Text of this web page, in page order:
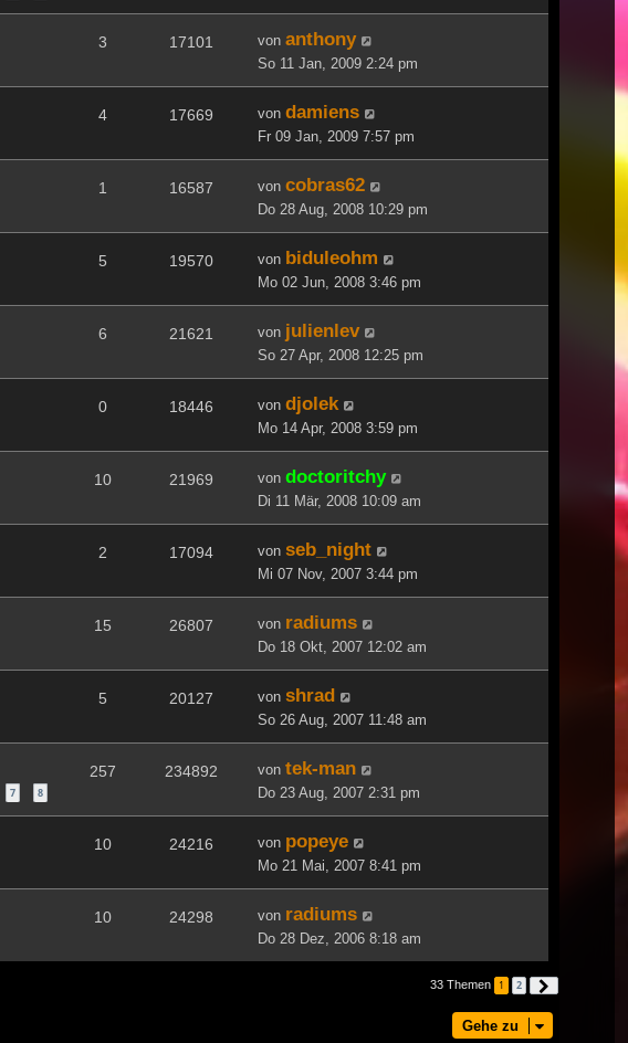
3 17101 von anthony
So 11 Jan, 2009 2:24 pm
4 17669 von damiens
Fr 09 Jan, 2009 7:57 pm
1 16587 von cobras62
Do 28 Aug, 2008 10:29 pm
5 19570 von biduleohm
Mo 02 Jun, 2008 3:46 pm
6 21621 von julienlev
So 27 Apr, 2008 12:25 pm
0 18446 von djolek
Mo 14 Apr, 2008 3:59 pm
10 21969 von doctoritchy
Di 11 Mär, 2008 10:09 am
2 17094 von seb_night
Mi 07 Nov, 2007 3:44 pm
15 26807 von radiums
Do 18 Okt, 2007 12:02 am
5 20127 von shrad
So 26 Aug, 2007 11:48 am
7 8
257 234892 von tek-man
Do 23 Aug, 2007 2:31 pm
10 24216 von popeye
Mo 21 Mai, 2007 8:41 pm
10 24298 von radiums
Do 28 Dez, 2006 8:18 am
33 Themen 1 2
Gehe zu